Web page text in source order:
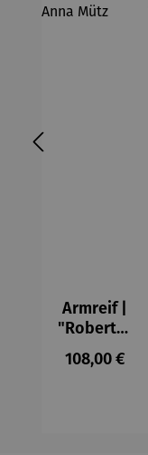
Armreif |
"Roberta"
– Anna
Mütz
Regulärer
108,00 €